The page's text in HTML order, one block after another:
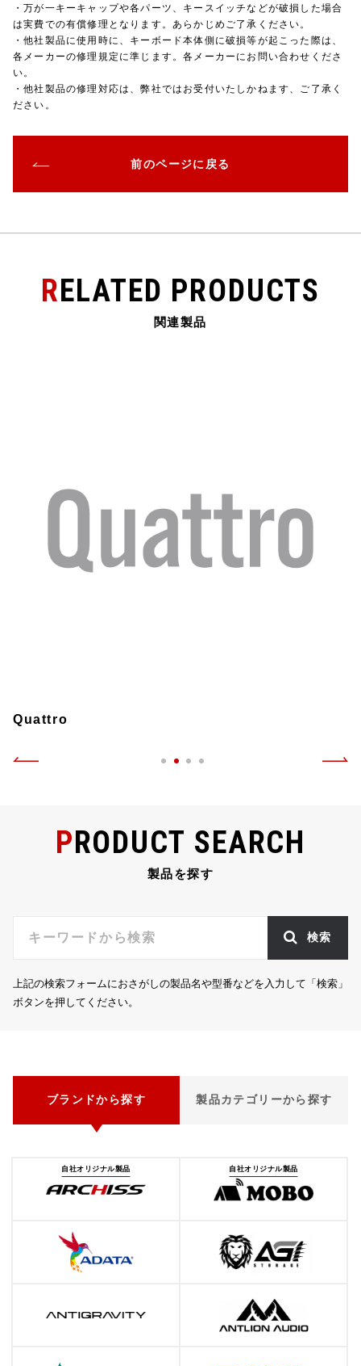
・万が一キーキャップや各パーツ、キースイッチなどが破損した場合
は実費での有償修理となります。あらかじめご了承ください。
・他社製品に使用時に、キーボード本体側に破損等が起こった際は、
各メーカーの修理規定に準じます。各メーカーにお問い合わせくださ
い。
・他社製品の修理対応は、弊社ではお受付いたしかねます、ご了承く
ださい。
前のページに戻る
RELATED PRODUCTS
関連製品
Quattro
PRODUCT SEARCH
製品を探す
検索
上記の検索フォームにおさがしの製品名や型番などを入力して「検索」
ボタンを押してください。
ブランドから探す 製品カテゴリーから探す
自社オリジナル製品 自社オリジナル製品